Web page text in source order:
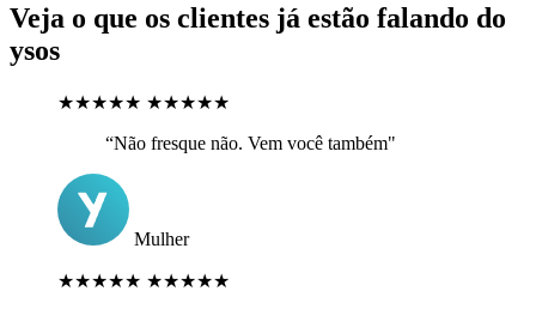
Veja o que os clientes já estão falando do
ysos
★★★★★ ★★★★★
“Não fresque não. Vem você também"
Mulher
★★★★★ ★★★★★